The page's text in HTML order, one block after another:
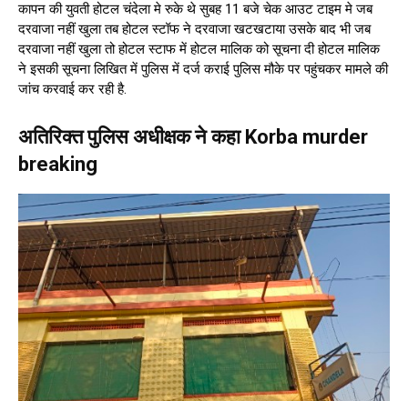
कापन की युवती होटल चंदेला मे रुके थे सुबह 11 बजे चेक आउट टाइम मे जब
दरवाजा नहीं खुला तब होटल स्टॉफ ने दरवाजा खटखटाया उसके बाद भी जब
दरवाजा नहीं खुला तो होटल स्टाफ में होटल मालिक को सूचना दी होटल मालिक
ने इसकी सूचना लिखित में पुलिस में दर्ज कराई पुलिस मौके पर पहुंचकर मामले की
जांच करवाई कर रही है.
अतिरिक्त पुलिस अधीक्षक ने कहा Korba murder
breaking